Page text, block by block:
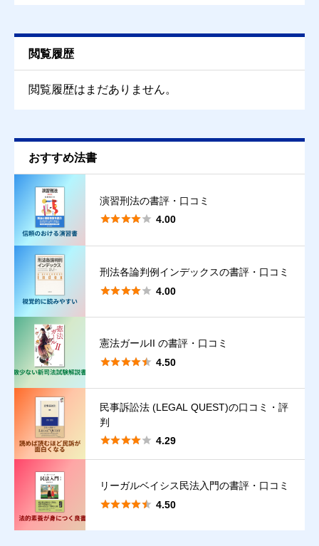
クチコミ内容 必須
クチコミ投稿の注意点
【禁止事項】
実際の読書（読者）体験に基づかない口コミ、著者・出版社によ
る口コミ。
【違反時の取扱い】
閲覧履歴
閲覧履歴はまだありません。
おすすめ法書
演習刑法の書評・口コミ
 4.00
刑法各論判例インデックスの書評・口コミ
 4.00
憲法ガールII の書評・口コミ
 4.50
民事訴訟法 (LEGAL QUEST)の口コミ・評
判
 4.29
リーガルベイシス民法入門の書評・口コミ
 4.50